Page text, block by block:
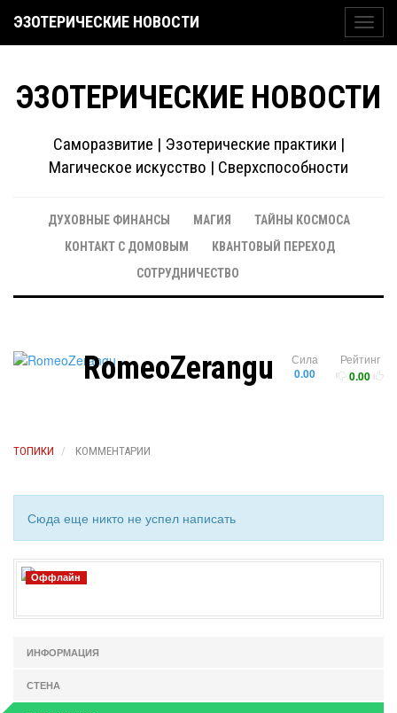
ЭЗОТЕРИЧЕСКИЕ НОВОСТИ
ЭЗОТЕРИЧЕСКИЕ НОВОСТИ
Саморазвитие | Эзотерические практики |
Магическое искусство | Сверхспособности
ДУХОВНЫЕ ФИНАНСЫ МАГИЯ
ТАЙНЫ КОСМОСА
КОНТАКТ С ДОМОВЫМ
КВАНТОВЫЙ ПЕРЕХОД
СОТРУДНИЧЕСТВО
Рейтинг
0.00
Сила
0.00
RomeoZerangu
ТОПИКИ КОММЕНТАРИИ
Сюда еще никто не успел написать
Оффлайн
ИНФОРМАЦИЯ
СТЕНА